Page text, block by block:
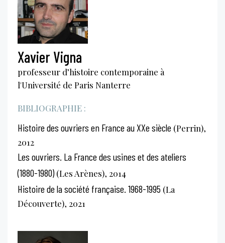
Xavier Vigna
professeur d’histoire contemporaine à
l'Université de Paris Nanterre
BIBLIOGRAPHIE :
Histoire des ouvriers en France au XXe siècle (Perrin),
2012
Les ouvriers. La France des usines et des ateliers
(1880-1980)(Les Arènes), 2014
Histoire de la société française. 1968-1995 (La
Découverte), 2021